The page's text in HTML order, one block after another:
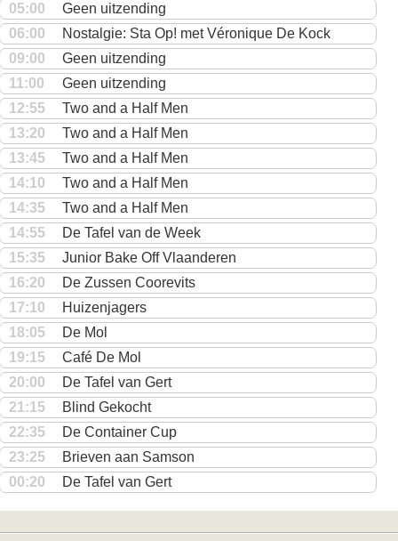
05:00
Geen uitzending
06:00
Nostalgie: Sta Op! met Véronique De Kock
09:00
Geen uitzending
11:00
Geen uitzending
12:55
Two and a Half Men
13:20
Two and a Half Men
13:45
Two and a Half Men
14:10
Two and a Half Men
14:35
Two and a Half Men
14:55
De Tafel van de Week
15:35
Junior Bake Off Vlaanderen
16:20
De Zussen Coorevits
17:10
Huizenjagers
18:05
De Mol
19:15
Café De Mol
20:00
De Tafel van Gert
21:15
Blind Gekocht
22:35
De Container Cup
23:25
Brieven aan Samson
00:20
De Tafel van Gert